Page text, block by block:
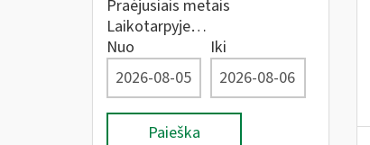
Praėjusiais metais
Laikotarpyje…
Nuo
Iki
Paieška